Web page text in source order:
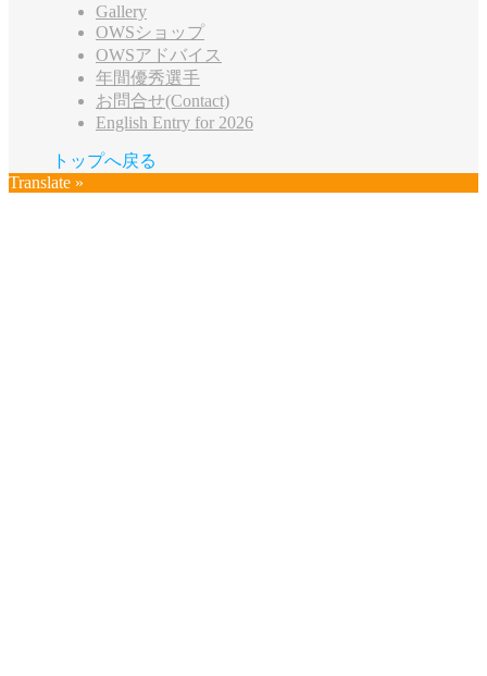
Gallery
OWSショップ
OWSアドバイス
年間優秀選手
お問合せ(Contact)
English Entry for 2026
トップへ戻る
Translate »